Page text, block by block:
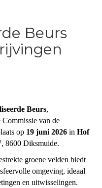
Beurs
Beurs,
van de
op 19 juni 2026 in Hof
8600 Diksmuide.
groene velden biedt
omgeving, ideaal
en uitwisselingen.